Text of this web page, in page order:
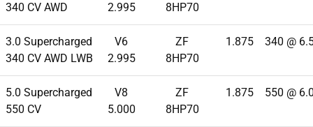
340 CV AWD
2.995
8HP70
3.0 Supercharged
340 CV AWD LWB
V6
2.995
ZF
8HP70
1.875 340 @
5.0 Supercharged
550 CV
V8
5.000
ZF
8HP70
1.875 550 @